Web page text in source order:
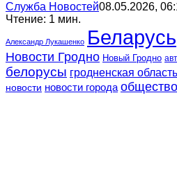
Служба Новостей08.05.2026,
Чтение: 1 мин.
Александр Лукашенко Беларусь
Новости Гродно Новый Гродно
белорусы гродненская область
новости новости города общество